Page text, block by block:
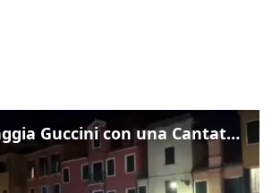
Venezia omaggia Guccini con una Cantata Anarchica in campo Santa Margherita